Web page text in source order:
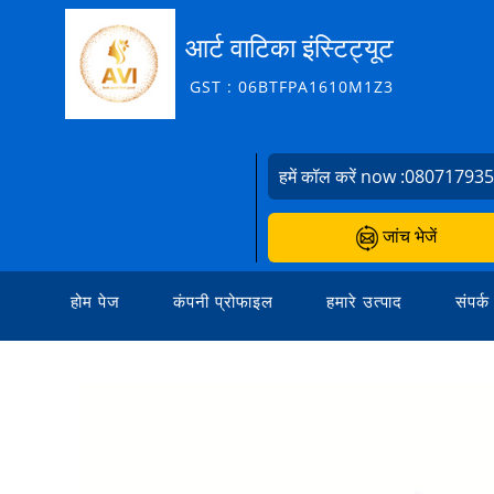
आर्ट वाटिका इंस्टिट्यूट
GST : 06BTFPA1610M1Z3
हमें कॉल करें now :
जांच भेजें
होम पेज कंपनी प्रोफाइल हमारे उत्पाद